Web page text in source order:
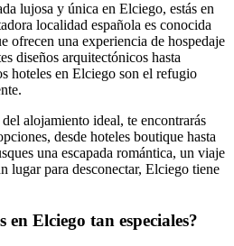
lujosa y única en Elciego, estás en
localidad española es conocida
ofrecen una experiencia de hospedaje
diseños arquitectónicos hasta
hoteles en Elciego son el refugio
alojamiento ideal, te encontrarás
desde hoteles boutique hasta
una escapada romántica, un viaje
lugar para desconectar, Elciego tiene
en Elciego tan especiales?